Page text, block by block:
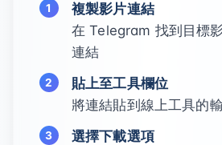
複製影片連結
在 Telegram 找到目標
連結
貼上至工具欄位
將連結貼到線上工具的
選擇下載選項